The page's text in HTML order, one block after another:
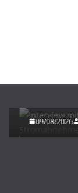
09/08/2026 dc